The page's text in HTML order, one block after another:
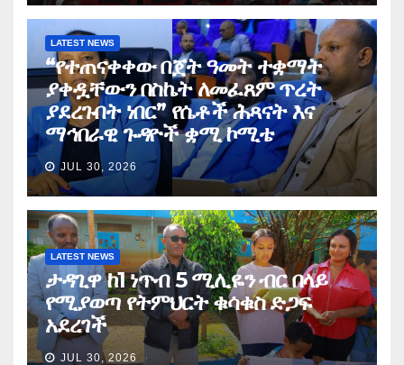
LATEST NEWS
“የተጠናቀቀው በጀት ዓመት ተቋማት
ያቀዷቸውን በስኬት ለመፈጸም ጥረት
ያደረጉበት ነበር” የሴቶች ሕጻናት እና
ማኅበራዊ ጉዳዮች ቋሚ ኮሚቴ
JUL 30, 2026
LATEST NEWS
ታዳጊዋ ከ1 ነጥብ 5 ሚሊዬን ብር በላይ
የሚያወጣ የትምህርት ቁሳቁስ ድጋፍ
አደረገች
JUL 30, 2026